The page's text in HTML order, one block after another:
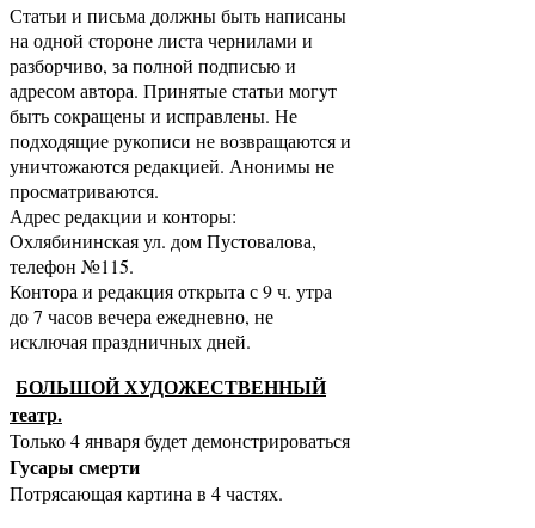
Статьи и письма должны быть написаны
на одной стороне листа чернилами и
разборчиво, за полной подписью и
адресом автора. Принятые статьи могут
быть сокращены и исправлены. Не
подходящие рукописи не возвращаются и
уничтожаются редакцией. Анонимы не
просматриваются.
Адрес редакции и конторы:
Охлябининская ул. дом Пустовалова,
телефон №115.
Контора и редакция открыта с 9 ч. утра
до 7 часов вечера ежедневно, не
исключая праздничных дней.
БОЛЬШОЙ ХУДОЖЕСТВЕННЫЙ
театр.
Только 4 января будет демонстрироваться
Гусары смерти
Потрясающая картина в 4 частях.